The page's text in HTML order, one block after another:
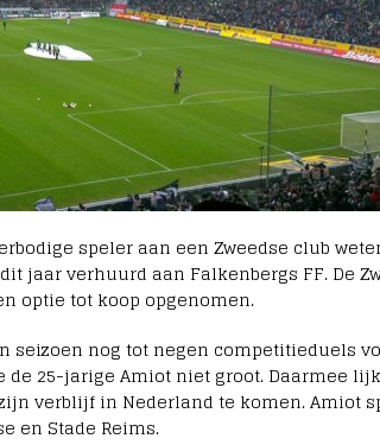
speler aan een Zweedse club
jaar verhuurd aan Falkenbergs FF. De
optie tot koop opgenomen.
seizoen nog tot negen competitieduels
de 25-jarige Amiot niet groot. Daarmee
verblijf in Nederland te komen. Amiot
en Stade Reims.